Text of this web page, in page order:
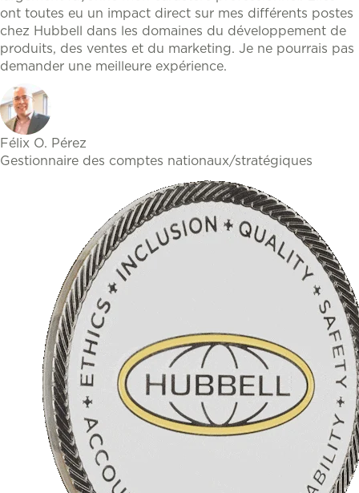
ont toutes eu un impact direct sur mes différents postes
chez Hubbell dans les domaines du développement de
produits, des ventes et du marketing. Je ne pourrais pas
demander une meilleure expérience.
Félix O. Pérez
Gestionnaire des comptes nationaux/stratégiques